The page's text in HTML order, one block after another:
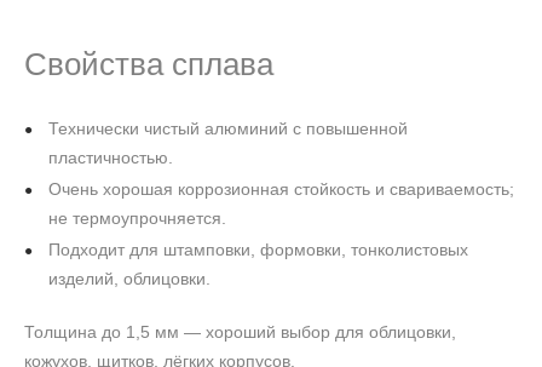
Свойства сплава
Технически чистый алюминий с повышенной
пластичностью.
Очень хорошая коррозионная стойкость и свариваемость;
не термоупрочняется.
Подходит для штамповки, формовки, тонколистовых
изделий, облицовки.
Толщина до 1,5 мм — хороший выбор для облицовки,
кожухов, щитков, лёгких корпусов.